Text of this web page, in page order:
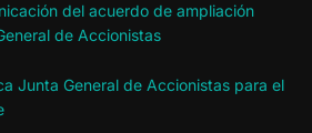
del acuerdo de ampliación
de Accionistas
Junta General de Accionistas para el